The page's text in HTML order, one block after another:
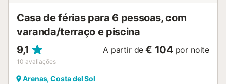
dois quartos duplos (um com cama de casal e o outro com
duas camas individuais) partilham uma casa de banho
com poliban. Toda a casa está equipada co...
Casa de férias para 6 pessoas, com
varanda/terraço e piscina
9,1
10 avaliações
A partir de € 104 por noite
Arenas, Costa del Sol